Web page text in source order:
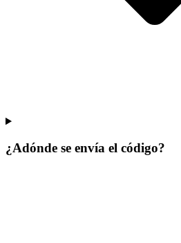
¿Adónde se envía el código?